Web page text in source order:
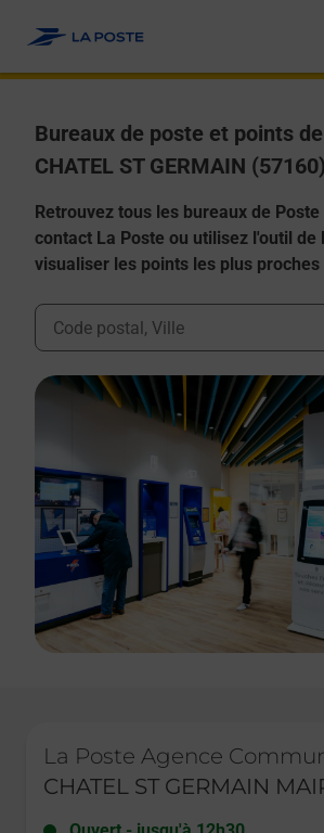
Bureaux de poste et points
CHATEL ST GERMAIN (57160)
Retrouvez tous les bureaux de
contact La Poste ou utilisez l'outil
visualiser les points les plus proches
Ville, Département, Code Postal
La Poste Agence
CHATEL ST GERMAIN